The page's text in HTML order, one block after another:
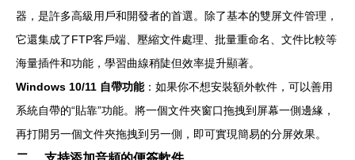
器，是許多高級用戶和開發者的首選。除了基本的雙屏文件管理，
它還集成了FTP客戶端、壓縮文件處理、批量重命名、文件比較等
海量插件和功能，學習曲線稍陡但效率提升顯著。
Windows 10/11 自帶功能：如果你不想安裝額外軟件，可以善用
系統自帶的“貼靠”功能。將一個文件夾窗口拖拽到屏幕一側邊緣，
再打開另一個文件夾拖拽到另一側，即可實現簡易的分屏效果。